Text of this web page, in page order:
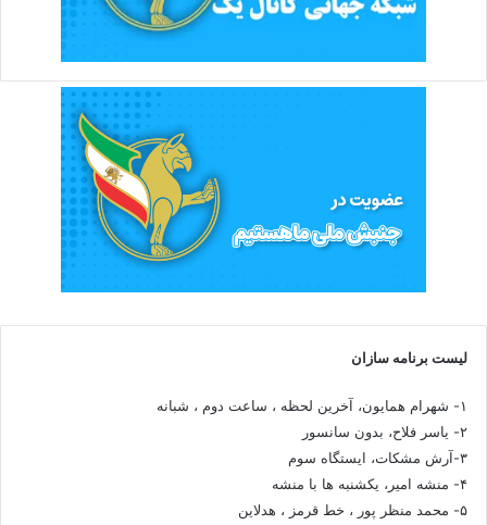
لیست برنامه سازان
۱- شهرام همایون، آخرین لحظه ، ساعت دوم ، شبانه
۲- یاسر فلاح، بدون سانسور
۳-آرش مشکات، ایستگاه سوم
۴- منشه امیر، یکشنبه ها با منشه
۵- محمد منظر پور ، خط قرمز ، هدلاین